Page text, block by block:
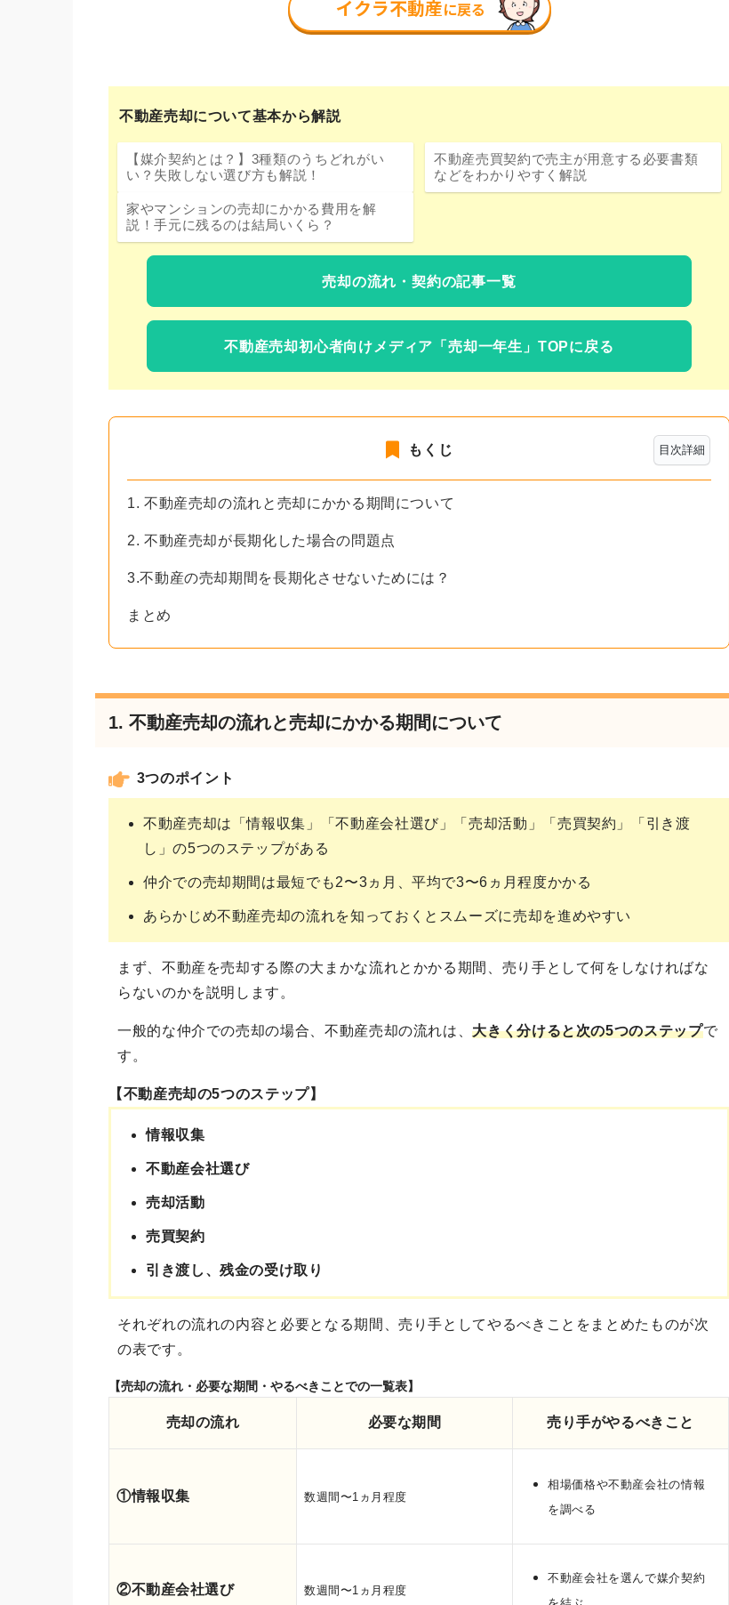
不動産売却について基本から解説
【媒介契約とは？】3種類のうちどれがい
い？失敗しない選び方も解説！
不動産売買契約で売主が用意する必要書類
などをわかりやすく解説
家やマンションの売却にかかる費用を解
説！手元に残るのは結局いくら？
売却の流れ・契約の記事一覧
不動産売却初心者向けメディア 「売却一年生」TOPに戻る
目次詳細
もくじ
1. 不動産売却の流れと売却にかかる期間について
2. 不動産売却が長期化した場合の問題点
3.不動産の売却期間を長期化させないためには？
まとめ
1. 不動産売却の流れと売却にかかる期間について
3つのポイント
不動産売却は「情報収集」「不動産会社選び」「売却活動」「売買契約」「引き渡
し」の5つのステップがある
仲介での売却期間は最短でも2〜3ヵ月、平均で3〜6ヵ月程度かかる
あらかじめ不動産売却の流れを知っておくとスムーズに売却を進めやすい
まず、不動産を売却する際の大まかな流れとかかる期間、売り手として何をしなければな
らないのかを説明します。
一般的な仲介での売却の場合、不動産売却の流れは、大きく分けると次の5つのステップで
す。
【不動産売却の5つのステップ】
情報収集
不動産会社選び
売却活動
売買契約
引き渡し、残金の受け取り
それぞれの流れの内容と必要となる期間、売り手としてやるべきことをまとめたものが次
の表です。
【売却の流れ・必要な期間・やるべきことでの一覧表】
売却の流れ 必要な期間 売り手がやるべきこと
①情報収集 数週間〜1ヵ月程度
相場価格や不動産会社の情報
を調べる
②不動産会社選び 数週間〜1ヵ月程度
不動産会社を選んで媒介契約